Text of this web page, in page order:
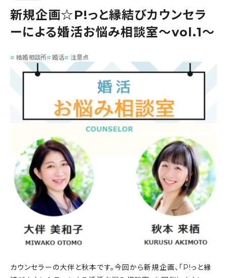
新規企画☆P!っと縁結びカウンセラ
ーによる婚活お悩み相談室～vol.1～
結婚相談所 婚活 注意点
カウンセラーの大伴と秋本です。今回から新規企画、「P!っと縁